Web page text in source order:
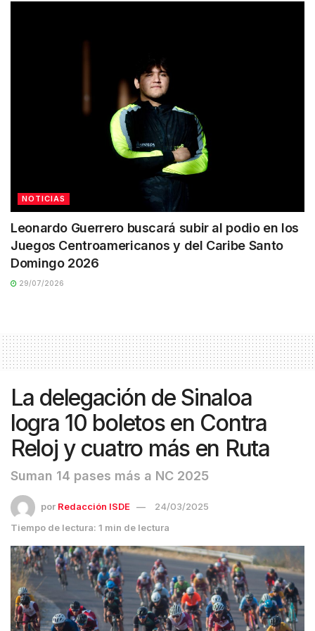
NOTICIAS
Leonardo Guerrero buscará subir al podio en los
Juegos Centroamericanos y del Caribe Santo
Domingo 2026
29/07/2026
La delegación de Sinaloa
logra 10 boletos en Contra
Reloj y cuatro más en Ruta
Suman 14 pases más a NC 2025
por Redacción ISDE
24/03/2025
Tiempo de lectura: 1 min de lectura